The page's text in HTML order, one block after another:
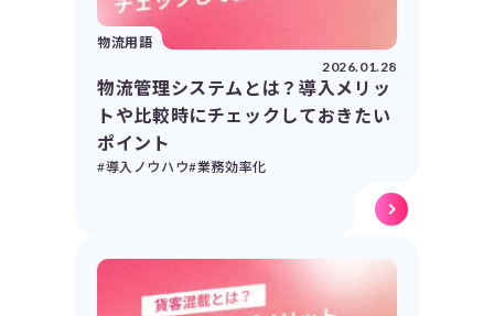
物流用語
2026.01.28
物流管理システムとは？導入メリッ
トや比較時にチェックしておきたい
ポイント
#導入ノウハウ#業務効率化